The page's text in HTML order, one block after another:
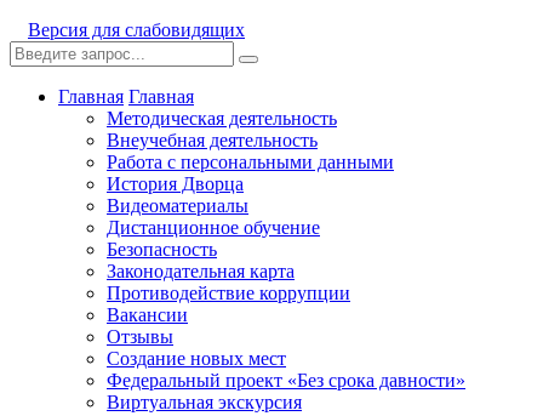
Версия для слабовидящих
Главная Главная
Методическая деятельность
Внеучебная деятельность
Работа с персональными данными
История Дворца
Видеоматериалы
Дистанционное обучение
Безопасность
Законодательная карта
Противодействие коррупции
Вакансии
Отзывы
Создание новых мест
Федеральный проект «Без срока давности»
Виртуальная экскурсия